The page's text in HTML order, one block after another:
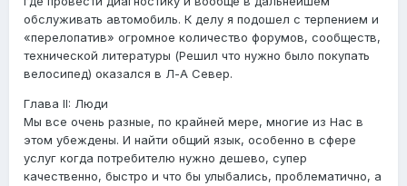
обслуживать автомобиль. К делу я подошел с терпением и
«перелопатив» огромное количество форумов, сообществ,
технической литературы (Решил что нужно было покупать
велосипед) оказался в Л-А Север.
Глава II: Люди
Мы все очень разные, по крайней мере, многие из Нас в
этом убеждены. И найти общий язык, особенно в сфере
услуг когда потребителю нужно дешево, супер
качественно, быстро и что бы улыбались, проблематично, а